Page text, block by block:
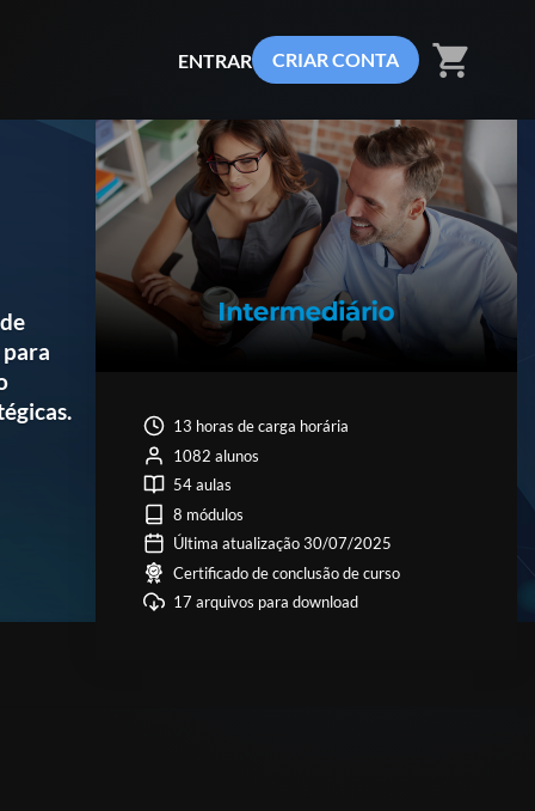
ENTRAR CRIAR CONTA shopping_cart
13 horas de carga horária
1082 alunos
54 aulas
8 módulos
Última atualização 30/07/2025
Certificado de conclusão de curso
17 arquivos para download